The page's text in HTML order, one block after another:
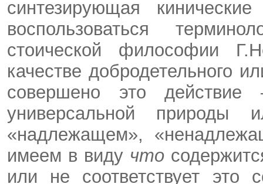
синтезирующая
воспользоваться
стоической философии
качестве добродетельного
совершено это действие
универсальной
«надлежащем»,
имеем в виду что
или не соответствует это